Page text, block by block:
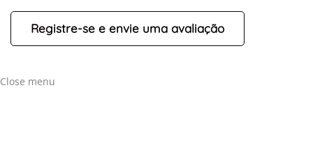
+-
Leaflet
Close menu